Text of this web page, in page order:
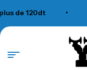
de 120dt